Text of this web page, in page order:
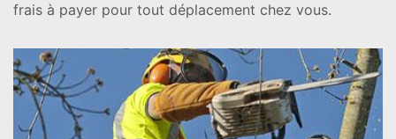
frais à payer pour tout déplacement chez vous.